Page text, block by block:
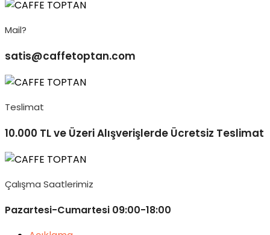
Mail?
satis@caffetoptan.com
Teslimat
10.000 TL ve Üzeri Alışverişlerde Ücretsiz Teslimat
Çalışma Saatlerimiz
Pazartesi-Cumartesi 09:00-18:00